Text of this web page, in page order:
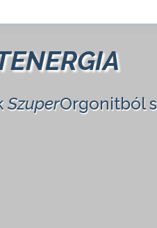
SzuperOrgonitból